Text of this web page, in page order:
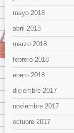
mayo 2018
abril 2018
marzo 2018
febrero 2018
enero 2018
diciembre 2017
noviembre 2017
octubre 2017